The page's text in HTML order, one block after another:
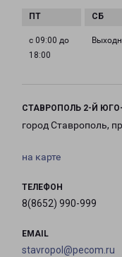
с 09:00 до
18:00
СТАВРОПОЛЬ 2-Й
город Ставрополь,
на карте
ТЕЛЕФОН
8(8652) 990-999
EMAIL
stavropol@pecom.ru